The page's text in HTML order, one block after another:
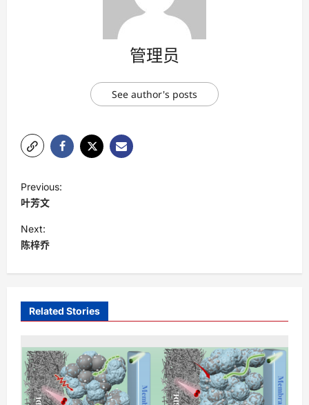
管理员
See author's posts
o
s
t
v
g
a
t
Previous:
叶芳文
Next:
陈梓乔
Related Stories